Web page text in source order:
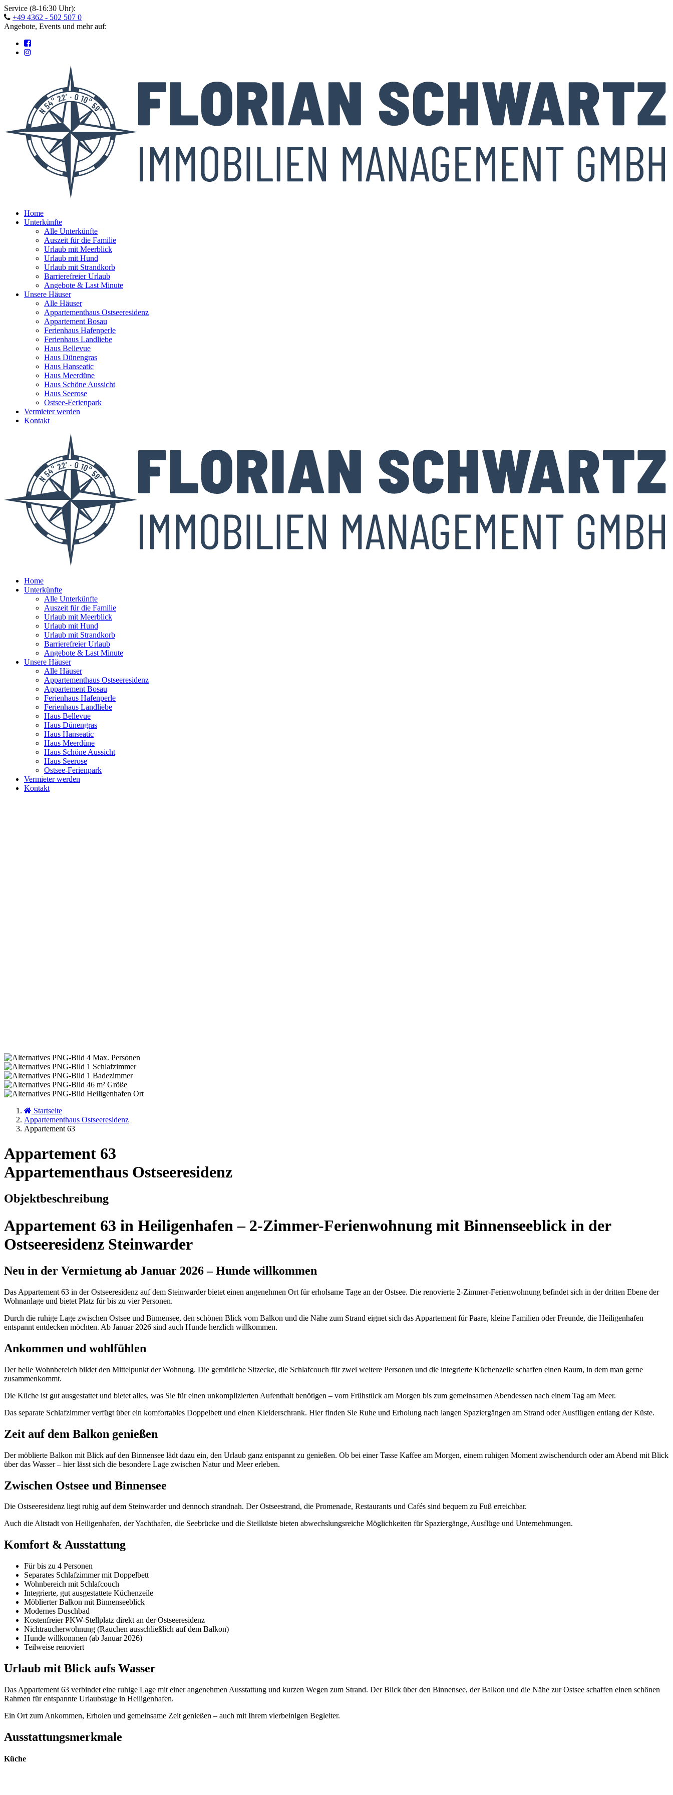
Skip
to
content
Service (8-16:30 Uhr):
+49 4362 - 502 507 0
Angebote, Events und mehr auf:
Home
Unterkünfte
Alle Unterkünfte
Auszeit für die Familie
Urlaub mit Meerblick
Urlaub mit Hund
Urlaub mit Strandkorb
Barrierefreier Urlaub
Angebote & Last Minute
Unsere Häuser
Alle Häuser
Appartementhaus Ostseeresidenz
Appartement Bosau
Ferienhaus Hafenperle
Ferienhaus Landliebe
Haus Bellevue
Haus Dünengras
Haus Hanseatic
Haus Meerdüne
Haus Schöne Aussicht
Haus Seerose
Ostsee-Ferienpark
Vermieter werden
Kontakt
Home
Unterkünfte
Alle Unterkünfte
Auszeit für die Familie
Urlaub mit Meerblick
Urlaub mit Hund
Urlaub mit Strandkorb
Barrierefreier Urlaub
Angebote & Last Minute
Unsere Häuser
Alle Häuser
Appartementhaus Ostseeresidenz
Appartement Bosau
Ferienhaus Hafenperle
Ferienhaus Landliebe
Haus Bellevue
Haus Dünengras
Haus Hanseatic
Haus Meerdüne
Haus Schöne Aussicht
Haus Seerose
Ostsee-Ferienpark
Vermieter werden
Kontakt
4 Max. Personen
1 Schlafzimmer
1 Badezimmer
46 m² Größe
Heiligenhafen Ort
Startseite
Appartementhaus Ostseeresidenz
Appartement 63
Appartement 63
Appartementhaus Ostseeresidenz
Objektbeschreibung
Appartement 63 in Heiligenhafen – 2-Zimmer-Ferienwohnung mit Binnenseeblick in der
Ostseeresidenz Steinwarder
Neu in der Vermietung ab Januar 2026 – Hunde willkommen
Das Appartement 63 in der Ostseeresidenz auf dem Steinwarder bietet einen angenehmen Ort für erholsame Tage an der Ostsee. Die renovierte 2-Zimmer-Ferienwohnung befindet sich in der dritten Ebene der
Wohnanlage und bietet Platz für bis zu vier Personen.
Durch die ruhige Lage zwischen Ostsee und Binnensee, den schönen Blick vom Balkon und die Nähe zum Strand eignet sich das Appartement für Paare, kleine Familien oder Freunde, die Heiligenhafen
entspannt entdecken möchten. Ab Januar 2026 sind auch Hunde herzlich willkommen.
Ankommen und wohlfühlen
Der helle Wohnbereich bildet den Mittelpunkt der Wohnung. Die gemütliche Sitzecke, die Schlafcouch für zwei weitere Personen und die integrierte Küchenzeile schaffen einen Raum, in dem man gerne
zusammenkommt.
Die Küche ist gut ausgestattet und bietet alles, was Sie für einen unkomplizierten Aufenthalt benötigen – vom Frühstück am Morgen bis zum gemeinsamen Abendessen nach einem Tag am Meer.
Das separate Schlafzimmer verfügt über ein komfortables Doppelbett und einen Kleiderschrank. Hier finden Sie Ruhe und Erholung nach langen Spaziergängen am Strand oder Ausflügen entlang der Küste.
Zeit auf dem Balkon genießen
Der möblierte Balkon mit Blick auf den Binnensee lädt dazu ein, den Urlaub ganz entspannt zu genießen. Ob bei einer Tasse Kaffee am Morgen, einem ruhigen Moment zwischendurch oder am Abend mit Blick
über das Wasser – hier lässt sich die besondere Lage zwischen Natur und Meer erleben.
Zwischen Ostsee und Binnensee
Die Ostseeresidenz liegt ruhig auf dem Steinwarder und dennoch strandnah. Der Ostseestrand, die Promenade, Restaurants und Cafés sind bequem zu Fuß erreichbar.
Auch die Altstadt von Heiligenhafen, der Yachthafen, die Seebrücke und die Steilküste bieten abwechslungsreiche Möglichkeiten für Spaziergänge, Ausflüge und Unternehmungen.
Komfort & Ausstattung
Für bis zu 4 Personen
Separates Schlafzimmer mit Doppelbett
Wohnbereich mit Schlafcouch
Integrierte, gut ausgestattete Küchenzeile
Möblierter Balkon mit Binnenseeblick
Modernes Duschbad
Kostenfreier PKW-Stellplatz direkt an der Ostseeresidenz
Nichtraucherwohnung (Rauchen ausschließlich auf dem Balkon)
Hunde willkommen (ab Januar 2026)
Teilweise renoviert
Urlaub mit Blick aufs Wasser
Das Appartement 63 verbindet eine ruhige Lage mit einer angenehmen Ausstattung und kurzen Wegen zum Strand. Der Blick über den Binnensee, der Balkon und die Nähe zur Ostsee schaffen einen schönen
Rahmen für entspannte Urlaubstage in Heiligenhafen.
Ein Ort zum Ankommen, Erholen und gemeinsame Zeit genießen – auch mit Ihrem vierbeinigen Begleiter.
Ausstattungsmerkmale
Küche